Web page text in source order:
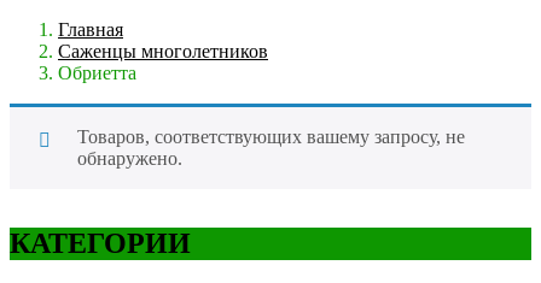
Главная
Саженцы многолетников
Обриетта
Товаров, соответствующих вашему запросу, не
обнаружено.
КАТЕГОРИИ